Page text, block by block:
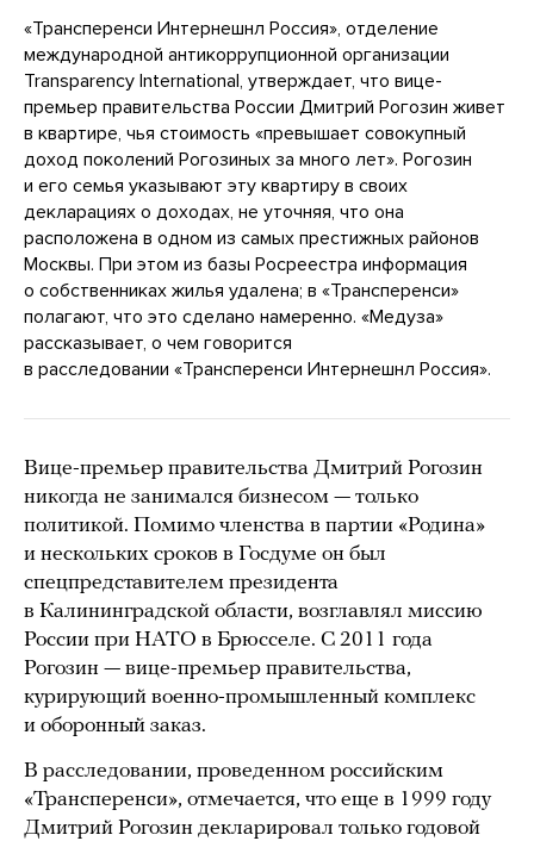
«Трансперенси Интернешнл Россия», отделение
международной антикоррупционной организации
Transparency International, утверждает, что вице-
премьер правительства России Дмитрий Рогозин живет
в квартире, чья стоимость «превышает совокупный
доход поколений Рогозиных за много лет». Рогозин
и его семья указывают эту квартиру в своих
декларациях о доходах, не уточняя, что она
расположена в одном из самых престижных районов
Москвы. При этом из базы Росреестра информация
о собственниках жилья удалена; в «Трансперенси»
полагают, что это сделано намеренно. «Медуза»
рассказывает, о чем говорится
в расследовании «Трансперенси Интернешнл Россия».
Вице-премьер правительства Дмитрий Рогозин
никогда не занимался бизнесом — только
политикой. Помимо членства в партии «Родина»
и нескольких сроков в Госдуме он был
спецпредставителем президента
в Калининградской области, возглавлял миссию
России при НАТО в Брюсселе. С 2011 года
Рогозин — вице-премьер правительства,
курирующий военно-промышленный комплекс
и оборонный заказ.
В расследовании, проведенном российским
«Трансперенси», отмечается, что еще в 1999 году
Дмитрий Рогозин декларировал только годовой